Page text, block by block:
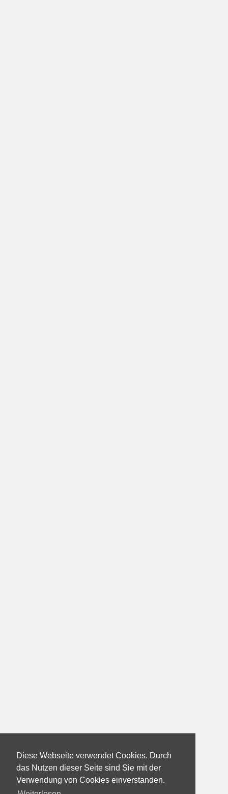
Diese Webseite verwendet Cookies. Durch
das Nutzen dieser Seite sind Sie mit der
Verwendung von Cookies einverstanden.